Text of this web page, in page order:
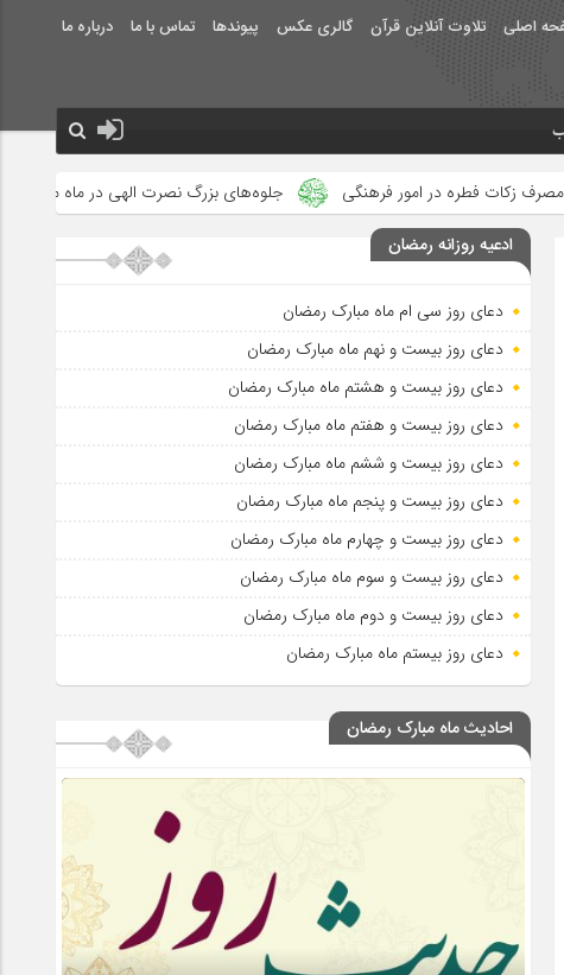
اصلی تلاوت آنلاین قرآن گالری عکس پیوندها تماس با ما درباره ما
فرهنگی جلوه‌های بزرگ نصرت الهی در ماه مبارک رمضان دیده شد
ادعیه روزانه رمضان
دعای روز سی ام ماه مبارک رمضان
دعای روز بیست و نهم ماه مبارک رمضان
دعای روز بیست و هشتم ماه مبارک رمضان
دعای روز بیست و هفتم ماه مبارک رمضان
دعای روز بیست و ششم ماه مبارک رمضان
دعای روز بیست و پنجم ماه مبارک رمضان
دعای روز بیست و چهارم ماه مبارک رمضان
دعای روز بیست و سوم ماه مبارک رمضان
دعای روز بیست و دوم ماه مبارک رمضان
دعای روز بیستم ماه مبارک رمضان
احادیث ماه مبارک رمضان